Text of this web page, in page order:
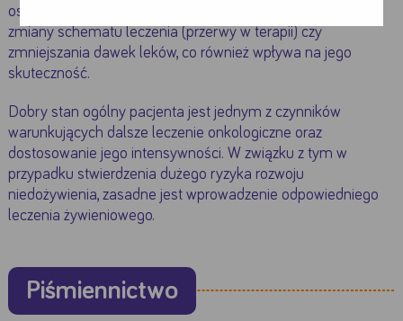
osłabienia organizmu, co może być główną przyczyną
zmiany schematu leczenia (przerwy w terapii) czy
zmniejszania dawek leków, co również wpływa na jego
skuteczność.
Dobry stan ogólny pacjenta jest jednym z czynników
warunkujących dalsze leczenie onkologiczne oraz
dostosowanie jego intensywności. W związku z tym w
przypadku stwierdzenia dużego ryzyka rozwoju
niedożywienia, zasadne jest wprowadzenie odpowiedniego
leczenia żywieniowego.
Piśmiennictwo
Akceptuję
Zapisuję moje